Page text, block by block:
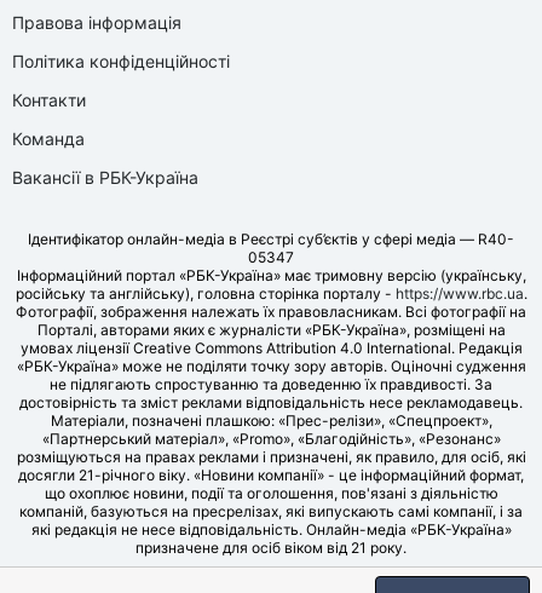
Правова інформація
Політика конфіденційності
Контакти
Команда
Вакансії в РБК-Україна
Ідентифікатор онлайн-медіа в Реєстрі суб’єктів у сфері медіа — R40-
05347
Інформаційний портал «РБК-Україна» має тримовну версію (українську,
російську та англійську), головна сторінка порталу - https://www.rbc.ua.
Фотографії, зображення належать їх правовласникам. Всі фотографії на
Порталі, авторами яких є журналісти «РБК-Україна», розміщені на
умовах ліцензії Creative Commons Attribution 4.0 International. Редакція
«РБК-Україна» може не поділяти точку зору авторів. Оціночні судження
не підлягають спростуванню та доведенню їх правдивості. За
достовірність та зміст реклами відповідальність несе рекламодавець.
Матеріали, позначені плашкою: «Прес-релізи», «Спецпроект»,
«Партнерський матеріал», «Promo», «Благодійність», «Резонанс»
розміщуються на правах реклами і призначені, як правило, для осіб, які
досягли 21-річного віку. «Новини компанії» - це інформаційний формат,
що охоплює новини, події та оголошення, пов'язані з діяльністю
компаній, базуються на пресрелізах, які випускають самі компанії, і за
які редакція не несе відповідальність. Онлайн-медіа «РБК-Україна»
призначене для осіб віком від 21 року.
© LLC «UBT MEDIA», 2006-2026.